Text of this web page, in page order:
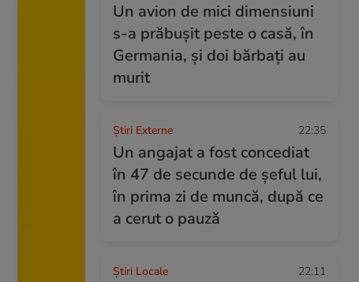
Un avion de mici dimensiuni
s-a prăbușit peste o casă, în
Germania, și doi bărbați au
murit
Știri Externe 22:35
Un angajat a fost concediat
în 47 de secunde de șeful lui,
în prima zi de muncă, după ce
a cerut o pauză
Știri Locale 22:11